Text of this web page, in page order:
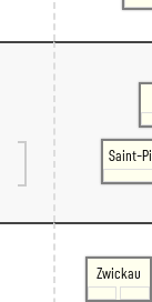
Saint-
Zwickau